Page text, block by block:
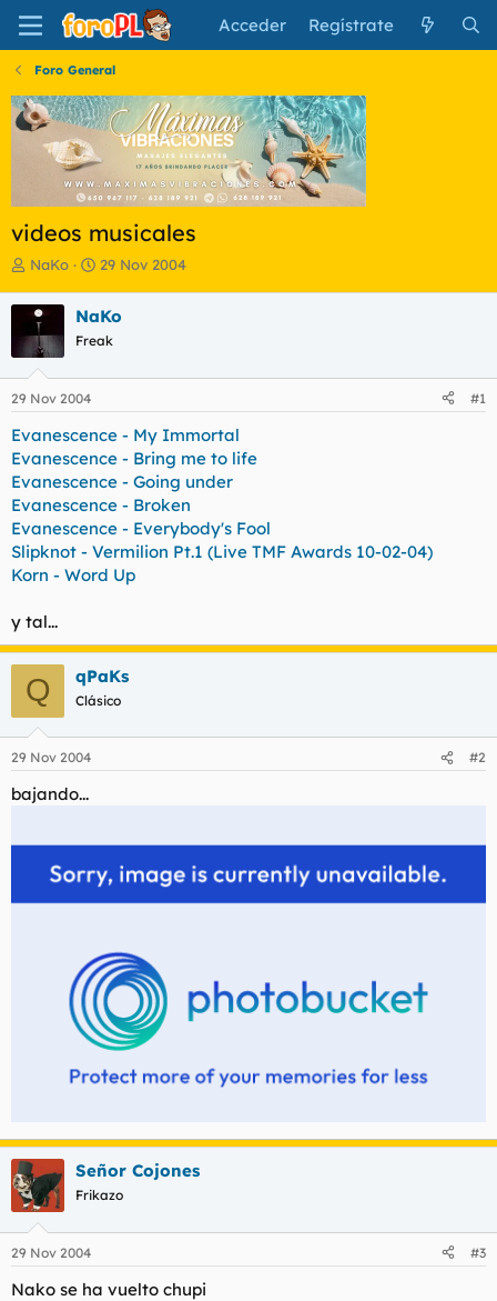
Acceder Regístrate
Foro General
videos musicales
I
i
a
d
o
d
e
l
t
e
m
a
NaKo
F
h
a
e
i
c
i
o
29 Nov 2004
NaKo
Freak
29 Nov 2004 #1
Evanescence - My Immortal
Evanescence - Bring me to life
Evanescence - Going under
Evanescence - Broken
Evanescence - Everybody's Fool
Slipknot - Vermilion Pt.1 (Live TMF Awards 10-02-04)
Korn - Word Up
y tal...
Q qPaKs
Clásico
29 Nov 2004 #2
bajando...
Señor Cojones
Frikazo
29 Nov 2004 #3
Nako se ha vuelto chupi